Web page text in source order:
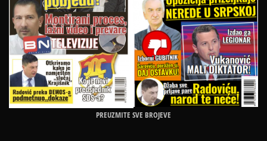
PREUZMITE SVE BROJEVE